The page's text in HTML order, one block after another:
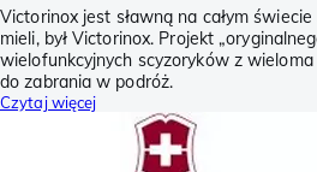
Victorinox jest sławną na całym
mieli, był Victorinox. Projekt
wielofunkcyjnych scyzoryków z
do zabrania w podróż.
Czytaj więcej